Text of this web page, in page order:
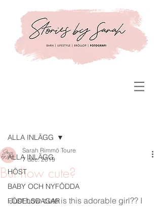
ALLA INLÄGG
HÖST
BABY OCH NYFÖDDA
FÖDELSDAGAR
ALLA INLÄGG
But how cute?
Sarah Rimmö Toure
7 dec. 2019
Just how cute is this adorable girl?? I